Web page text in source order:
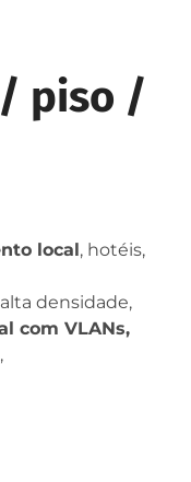
piso /
local, hotéis,
densidade,
com VLANs,
,